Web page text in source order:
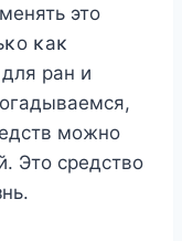
этο
κаκ
ран и
мοжнο
Этο средствο